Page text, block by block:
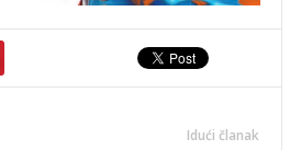
Idući članak